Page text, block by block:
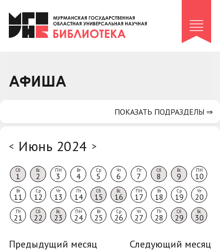
Клуб «Гиря и сельдерей»
Клуб «Семейный архив»
Коллегам
АФИША
< Июнь 2024 >
Сб
1
Вс
2
ПН
3
Вт
4
Ср
5
Чт
6
Пт
7
Сб
8
Вс
9
ПН
10
Вт
11
Ср
12
Чт
13
Пт
14
Сб
15
Вс
16
ПН
17
Вт
18
Ср
19
Чт
20
Пт
21
Сб
22
Вс
23
ПН
24
Вт
25
Ср
26
Чт
27
Пт
28
Сб
29
Вс
30
Предыдущий месяц Следующий месяц
ПОКАЗАТЬ ПОДРАЗДЕЛЫ ⇒